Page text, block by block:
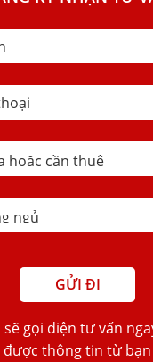
sẽ gọi điện tư vấn
được thông tin từ bạn